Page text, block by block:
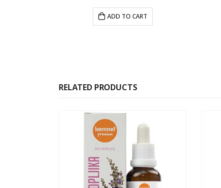
ADD TO CART
RELATED PRODUCTS